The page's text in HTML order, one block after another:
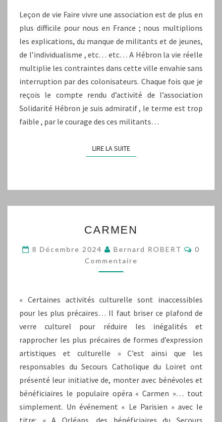
Leçon de vie Faire vivre une association est de plus en
plus difficile pour nous en France ; nous multiplions
les explications, du manque de militants et de jeunes,
de l’individualisme , etc… etc… A Hébron la vie réelle
multiplie les contraintes dans cette ville envahie sans
interruption par des colonisateurs. Chaque fois que je
reçois le compte rendu d’activité de l’association
Solidarité Hébron je suis admiratif , le terme est trop
faible , par le courage des ces militants…
LIRE LA SUITELIRE LA SUITE
CARMEN
8 Décembre 2024 Bernard ROBERT
0
Commentaire
« Certaines activités culturelle sont inaccessibles
pour les plus précaires… Il faut briser ce plafond de
verre culturel pour réduire les inégalités et
rapprocher les plus précaires de formes d’expression
artistiques et culturelle » C’est ainsi que les
responsables du Secours Catholique du Loiret ont
présenté leur initiative de, monter avec bénévoles et
bénéficiaires le populaire opéra « Carmen »… tout
simplement. Un événement « Le Parisien » avec le
titre: « A Orléans, des bénéficiaires du Secours